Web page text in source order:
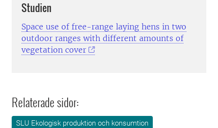
Studien
Space use of free-range laying hens in two
outdoor ranges with different amounts of
vegetation cover
Relaterade sidor:
SLU Ekologisk produktion och konsumtion